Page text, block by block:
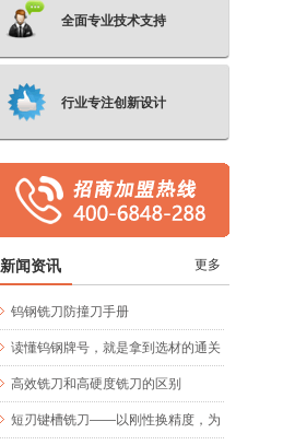
全面专业技术支持
行业专注创新设计
新闻资讯 更多
钨钢铣刀防撞刀手册
读懂钨钢牌号，就是拿到选材的通关
文牒
高效铣刀和高硬度铣刀的区别
短刃键槽铣刀——以刚性换精度，为